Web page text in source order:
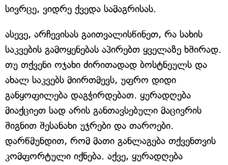
სივრცე, ვიდრე ქვედა სამაგრისას.
ასევე, არჩევისას გაითვალისწინეთ, რა სახის
საკვების გამოყენებას აპირებთ ყველაზე ხშირად.
თუ თქვენი ოჯახი ძირითადად ბოსტნეულს და
ახალ საკვებს მიირთმევს, უფრო დიდი
განყოფილება დაგჭირდებათ. ყურადღება
მიაქციეთ სად არის განთავსებული მაცივრის
შიგნით შესანახი უჯრები და თაროები.
დარწმუნდით, რომ მათი განლაგება თქვენთვის
კომფორტული იქნება. აქვე, ყურადღება